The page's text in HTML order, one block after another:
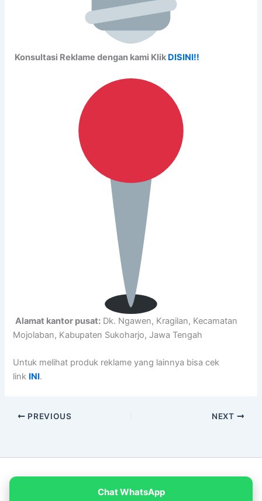
Konsultasi Reklame dengan kami Klik DISINI!!
Alamat kantor pusat: Dk. Ngawen, Kragilan, Kecamatan
Mojolaban, Kabupaten Sukoharjo, Jawa Tengah
Untuk melihat produk reklame yang lainnya bisa cek
link INI.
PREVIOUS NEXT
Chat WhatsApp